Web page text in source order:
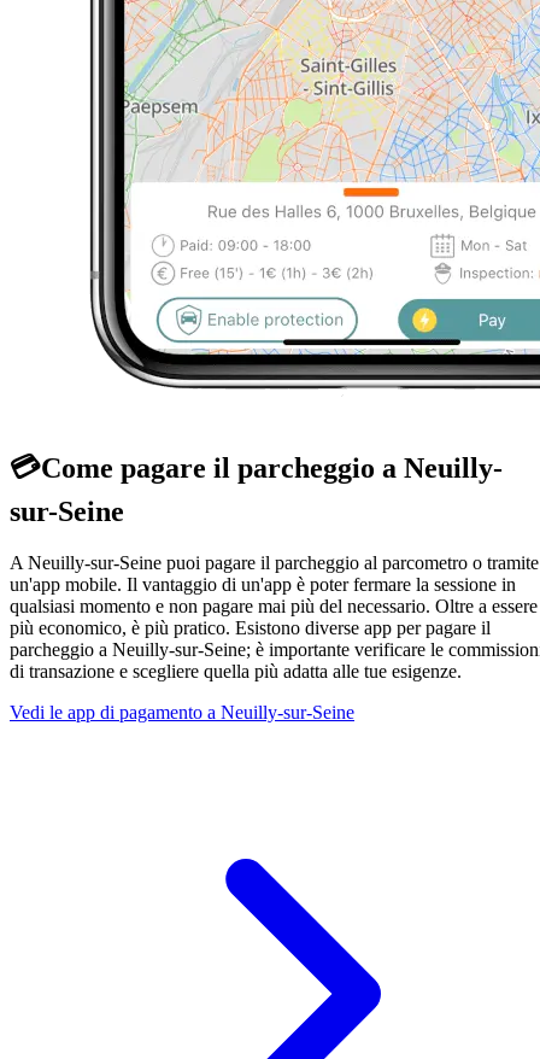
💳Come pagare il parcheggio a Neuilly-
sur-Seine
A Neuilly-sur-Seine puoi pagare il parcheggio al parcometro o tramite
un'app mobile. Il vantaggio di un'app è poter fermare la sessione in
qualsiasi momento e non pagare mai più del necessario. Oltre a essere
più economico, è più pratico. Esistono diverse app per pagare il
parcheggio a Neuilly-sur-Seine; è importante verificare le
di transazione e scegliere quella più adatta alle tue esigenze.
Vedi le app di pagamento a Neuilly-sur-Seine